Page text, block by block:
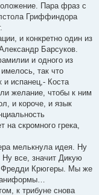
Пара фраз с
Гриффиндора
и конкретно один из
Барсуков.
и одного из
так что
испанец,- Коста
желание, чтобы к ним
и короче, и язык
на скромного грека,
мелькнула идея. Ну
Ну все, значит Дикую
Фредди Крюгеры. Мы же
к трибуне снова